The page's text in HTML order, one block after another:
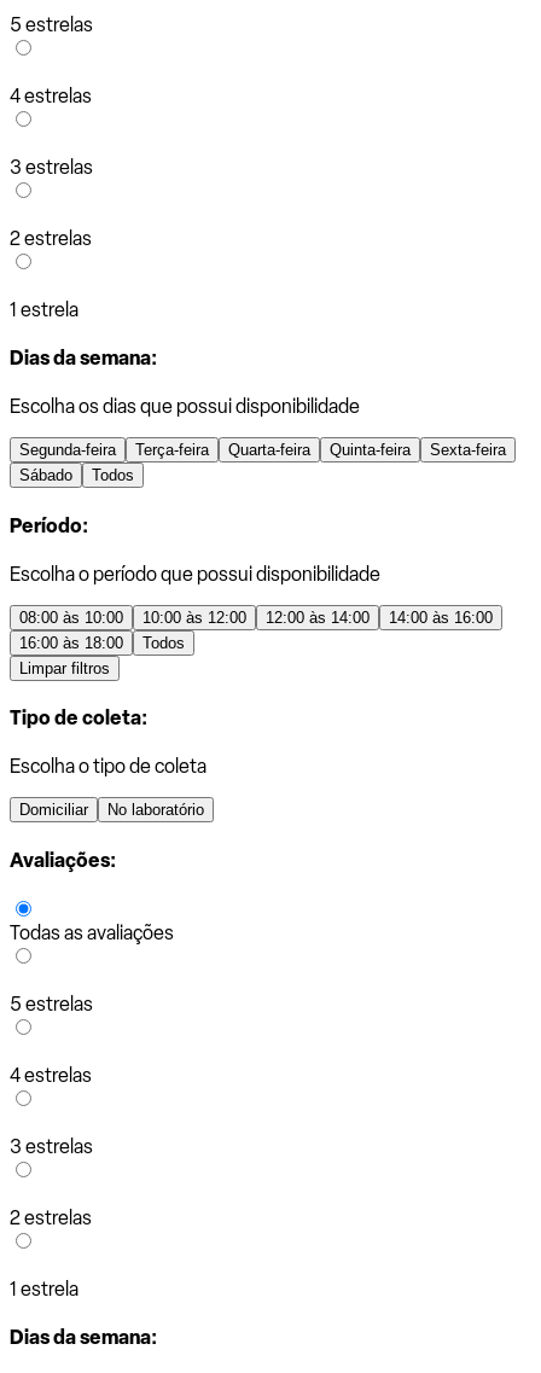
5 estrelas
4 estrelas
3 estrelas
2 estrelas
1 estrela
Dias da semana:
Escolha os dias que possui disponibilidade
Segunda-feira Terça-feira Quarta-feira Quinta-feira
Sexta-feira
Sábado
Todos
Período:
Escolha o período que possui disponibilidade
08:00 às 10:00 10:00 às 12:00 12:00 às 14:00
14:00 às 16:00
16:00 às 18:00
Todos
Limpar filtros
Tipo de coleta:
Escolha o tipo de coleta
Domiciliar No laboratório
Avaliações:
Todas as avaliações
5 estrelas
4 estrelas
3 estrelas
2 estrelas
1 estrela
Dias da semana: